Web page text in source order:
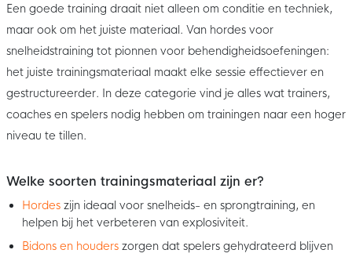
Een goede training draait niet alleen om conditie en techniek,
maar ook om het juiste materiaal. Van hordes voor
snelheidstraining tot pionnen voor behendigheidsoefeningen:
het juiste trainingsmateriaal maakt elke sessie effectiever en
gestructureerder. In deze categorie vind je alles wat trainers,
coaches en spelers nodig hebben om trainingen naar een hoger
niveau te tillen.
Welke soorten trainingsmateriaal zijn er?
Hordes zijn ideaal voor snelheids- en sprongtraining, en
helpen bij het verbeteren van explosiviteit.
Bidons en houders zorgen dat spelers gehydrateerd blijven